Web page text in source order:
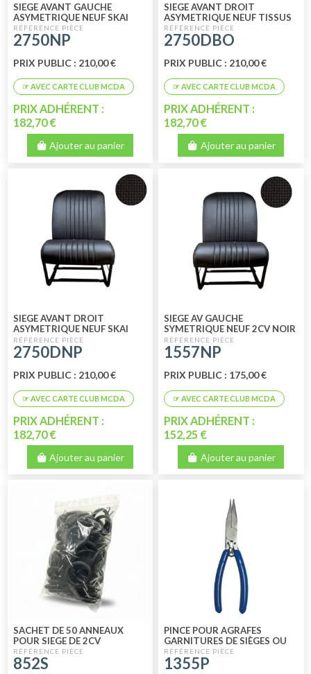
SIEGE AVANT GAUCHE
ASYMETRIQUE NEUF SKAI
NOIR PERFORE
2750NP
PRIX PUBLIC : 210,00 €
PRIX ADHÉRENT :
182,70 €
Ajouter au panier
SIEGE AVANT DROIT
ASYMETRIQUE NEUF TISSUS
BLEU RAYE
2750DBO
PRIX PUBLIC : 210,00 €
PRIX ADHÉRENT :
182,70 €
Ajouter au panier
SIEGE AVANT DROIT
ASYMETRIQUE NEUF SKAI
NOIR PERFORE
2750DNP
PRIX PUBLIC : 210,00 €
PRIX ADHÉRENT :
182,70 €
Ajouter au panier
SIEGE AV GAUCHE
SYMETRIQUE NEUF 2CV NOIR
SKAI PERFORE
1557NP
PRIX PUBLIC : 175,00 €
PRIX ADHÉRENT :
152,25 €
Ajouter au panier
SACHET DE 50 ANNEAUX
POUR SIEGE DE 2CV
FRANCAIS
852S
PINCE POUR AGRAFES
GARNITURES DE SIÈGES OU
BANQUETTES
1355P